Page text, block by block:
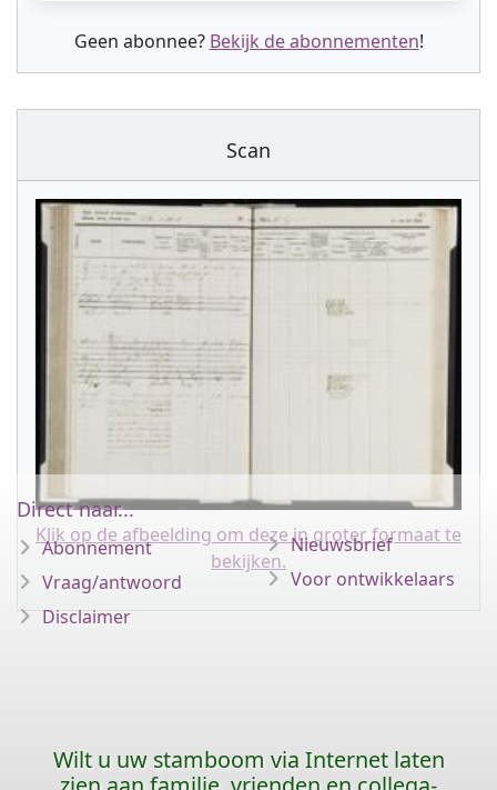
Geen abonnee? Bekijk de abonnementen!
Scan
Klik op de afbeelding om deze in groter formaat te
bekijken.
Direct naar...
Abonnement
Vraag/antwoord
Disclaimer
Nieuwsbrief
Voor ontwikkelaars
Wilt u uw stamboom via Internet laten